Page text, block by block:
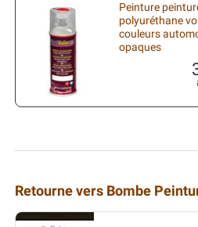
Peinture
polyuréthane
couleurs
opaques
Retourne vers Bombe